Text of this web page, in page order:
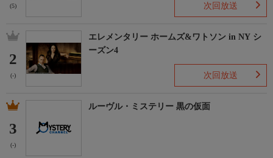
(5) 次回放送
2
(-)
エレメンタリー ホームズ&ワトソン in NY シ
ーズン4
次回放送
3
(-)
ルーヴル・ミステリー 黒の仮面